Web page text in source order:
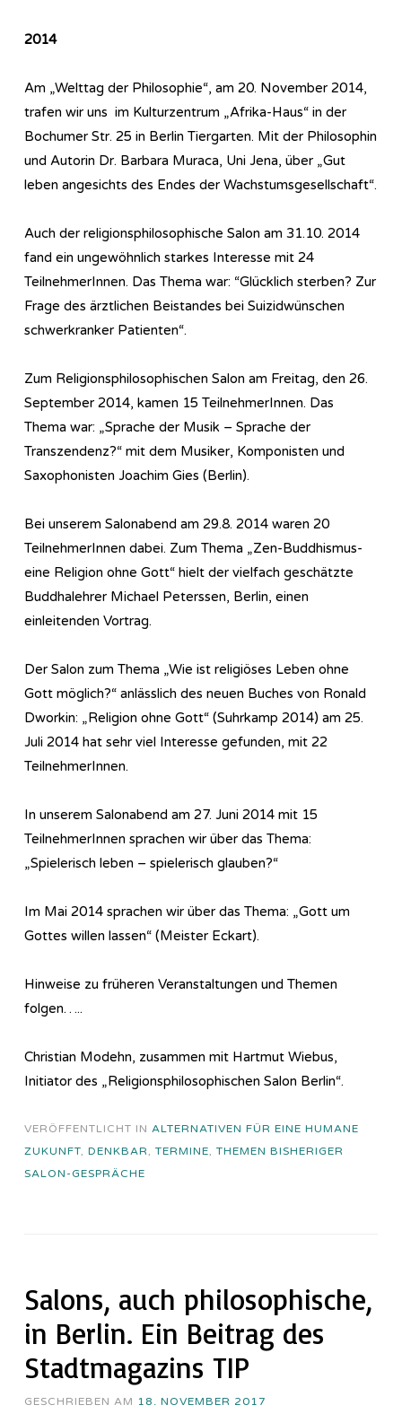
2014
Am „Welttag der Philosophie“, am 20. November 2014,
trafen wir uns im Kulturzentrum „Afrika-Haus“ in der
Bochumer Str. 25 in Berlin Tiergarten. Mit der Philosophin
und Autorin Dr. Barbara Muraca, Uni Jena, über „Gut
leben angesichts des Endes der Wachstumsgesellschaft“.
Auch der religionsphilosophische Salon am 31.10. 2014
fand ein ungewöhnlich starkes Interesse mit 24
TeilnehmerInnen. Das Thema war: “Glücklich sterben? Zur
Frage des ärztlichen Beistandes bei Suizidwünschen
schwerkranker Patienten“.
Zum Re­li­gi­ons­phi­lo­so­phi­sch­en Salon am Freitag, den 26.
September 2014, kamen 15 TeilnehmerInnen. Das
Thema war: „Sprache der Musik – Sprache der
Transzendenz?“ mit dem Musiker, Komponisten und
Saxophonisten Joachim Gies (Berlin).
Bei unserem Salonabend am 29.8. 2014 waren 20
TeilnehmerInnen dabei. Zum Thema „Zen-Buddhismus-
eine Religion ohne Gott“ hielt der vielfach geschätzte
Buddhalehrer Michael Peterssen, Berlin, einen
einleitenden Vortrag.
Der Salon zum Thema „Wie ist religiöses Leben ohne
Gott möglich?“ anlässlich des neuen Buches von Ronald
Dworkin: „Religion ohne Gott“ (Suhrkamp 2014) am 25.
Juli 2014 hat sehr viel Interesse gefunden, mit 22
TeilnehmerInnen.
In unserem Salonabend am 27. Juni 2014 mit 15
TeilnehmerInnen sprachen wir über das Thema:
„Spielerisch leben – spielerisch glauben?“
Im Mai 2014 sprachen wir über das Thema: „Gott um
Gottes willen lassen“ (Meister Eckart).
Hinweise zu früheren Veranstaltungen und Themen
folgen…..
Christian Modehn, zusammen mit Hartmut Wiebus,
Initiator des „Re­li­gi­ons­phi­lo­so­phi­sch­en Salon Berlin“.
VERÖFFENTLICHT IN ALTERNATIVEN FÜR EINE HUMANE
ZUKUNFT, DENKBAR, TERMINE, THEMEN BISHERIGER
SALON-GESPRÄCHE
Salons, auch philosophische,
in Berlin. Ein Beitrag des
Stadtmagazins TIP
GESCHRIEBEN AM 18. NOVEMBER 2017